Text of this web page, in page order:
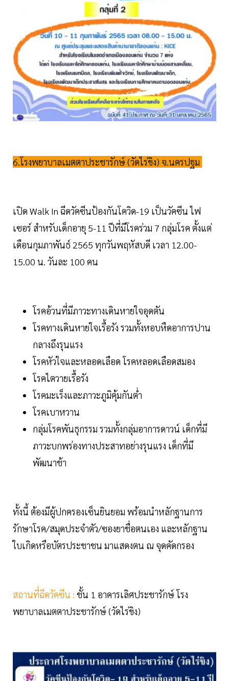
6.โรงพยาบาลเมตตาประชารักษ์ (วัดไร่ขิง) จ.นครปฐม
เปิด Walk In ฉีดวัคซีนป้องกันโควิด-19 เป็นวัคซีน ไฟ
เซอร์ สำหรับเด็กอายุ 5-11 ปีที่มีโรคร่วม 7 กลุ่มโรค ตั้งแต่
เดือนกุมภาพันธ์ 2565 ทุกวันพฤหัสบดี เวลา 12.00-
15.00 น. วันละ 100 คน
โรคอ้วนที่มีภาวะทางเดินหายใจอุดตัน
โรคทางเดินหายใจเรื้อรัง รวมทั้งหอบหืดอาการปาน
กลางถึงรุนแรง
โรคหัวใจและหลอดเลือด โรคหลอดเลือดสมอง
โรคไตวายเรื้อรัง
โรคมะเร็งและภาวะภูมิคุ้มกันต่ำ
โรคเบาหวาน
กลุ่มโรคพันธุกรรม รวมทั้งกลุ่มอาการดาวน์ เด็กที่มี
ภาวะบกพร่องทางประสาทอย่างรุนแรง เด็กที่มี
พัฒนาช้า
ทั้งนี้ ต้องมีผู้ปกครองเซ็นยินยอม พร้อมนำหลักฐานการ
รักษาโรค/สมุดประจำตัว/ซองยาชื่อตนเอง และหลักฐาน
ใบเกิดหรือบัตรประชาชน มาแสดงตน ณ จุดคัดกรอง
สถานที่ฉีดวัคซีน : ชั้น 1 อาคารเลิศประชารักษ์ โรง
พยาบาลเมตตาประชารักษ์ (วัดไร่ขิง)